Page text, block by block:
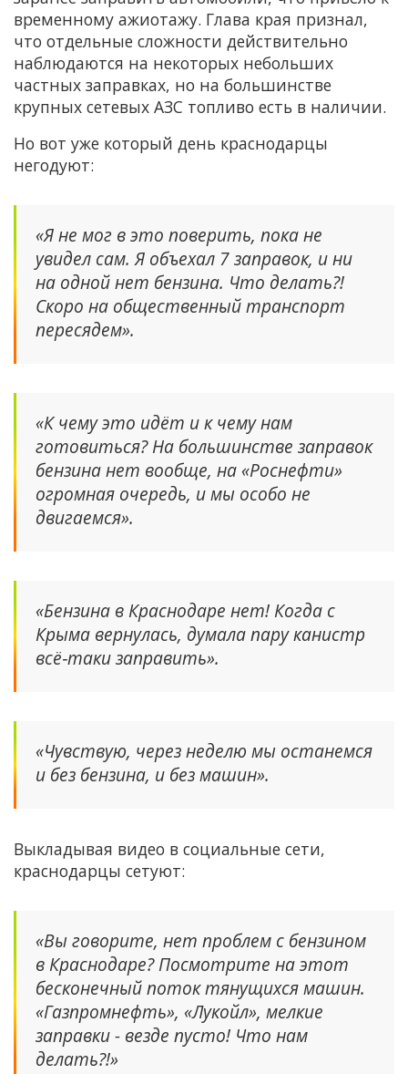
временному ажиотажу. Глава края признал,
что отдельные сложности действительно
наблюдаются на некоторых небольших
частных заправках, но на большинстве
крупных сетевых АЗС топливо есть в наличии.
Но вот уже который день краснодарцы
негодуют:
«Я не мог в это поверить, пока не
увидел сам. Я объехал 7 заправок, и ни
на одной нет бензина. Что делать?!
Скоро на общественный транспорт
пересядем».
«К чему это идёт и к чему нам
готовиться? На большинстве заправок
бензина нет вообще, на «Роснефти»
огромная очередь, и мы особо не
двигаемся».
«Бензина в Краснодаре нет! Когда с
Крыма вернулась, думала пару канистр
всё‑таки заправить».
«Чувствую, через неделю мы останемся
и без бензина, и без машин».
Выкладывая видео в социальные сети,
краснодарцы сетуют:
«Вы говорите, нет проблем с бензином
в Краснодаре? Посмотрите на этот
бесконечный поток тянущихся машин.
«Газпромнефть», «Лукойл», мелкие
заправки - везде пусто! Что нам
делать?!»